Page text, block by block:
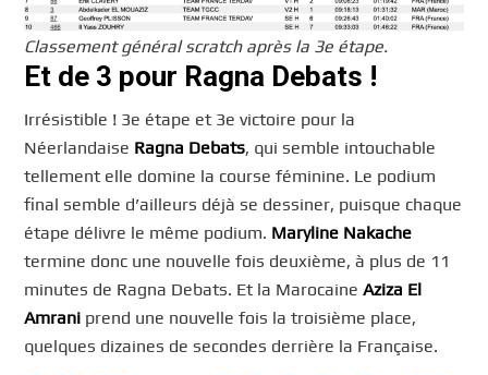
Classement général scratch après la 3e étape.
Et de 3 pour Ragna Debats !
Irrésistible ! 3e étape et 3e victoire pour la
Néerlandaise Ragna Debats, qui semble intouchable
tellement elle domine la course féminine. Le podium
final semble d’ailleurs déjà se dessiner, puisque chaque
étape délivre le même podium. Maryline Nakache
termine donc une nouvelle fois deuxième, à plus de 11
minutes de Ragna Debats. Et la MarocaineAziza El
Amrani prend une nouvelle fois la troisième place,
quelques dizaines de secondes derrière la Française.